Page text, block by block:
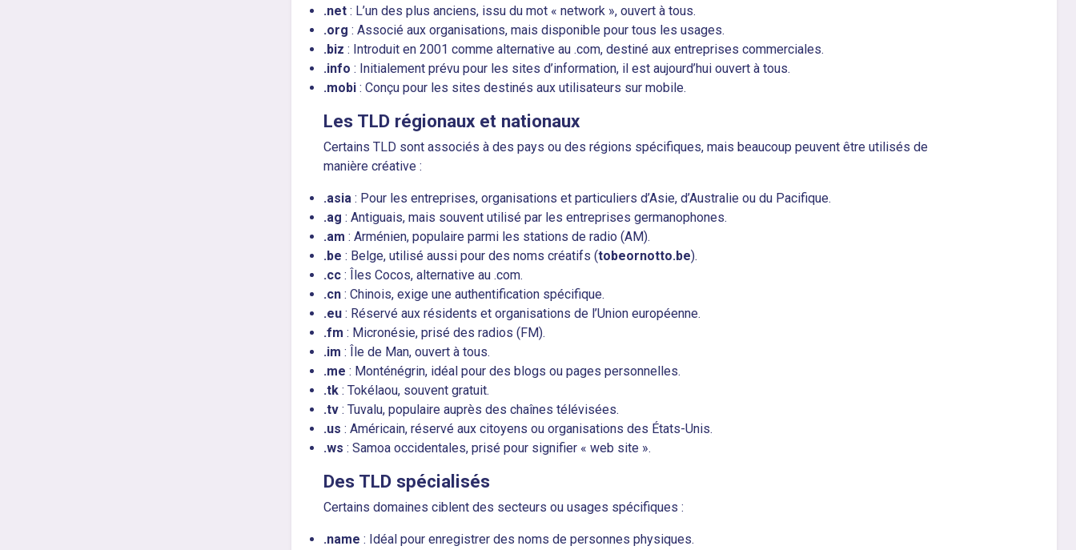
.net : L’un des plus anciens, issu du mot « network », ouvert à tous.
.org : Associé aux organisations, mais disponible pour tous les usages.
.biz : Introduit en 2001 comme alternative au .com, destiné aux entreprises commerciales.
.info : Initialement prévu pour les sites d’information, il est aujourd’hui ouvert à tous.
.mobi : Conçu pour les sites destinés aux utilisateurs sur mobile.
Les TLD régionaux et nationaux
Certains TLD sont associés à des pays ou des régions spécifiques, mais beaucoup peuvent être utilisés de
manière créative :
.asia : Pour les entreprises, organisations et particuliers d’Asie, d’Australie ou du Pacifique.
.ag : Antiguais, mais souvent utilisé par les entreprises germanophones.
.am : Arménien, populaire parmi les stations de radio (AM).
.be : Belge, utilisé aussi pour des noms créatifs (tobeornotto.be).
.cc : Îles Cocos, alternative au .com.
.cn : Chinois, exige une authentification spécifique.
.eu : Réservé aux résidents et organisations de l’Union européenne.
.fm : Micronésie, prisé des radios (FM).
.im : Île de Man, ouvert à tous.
.me : Monténégrin, idéal pour des blogs ou pages personnelles.
.tk : Tokélaou, souvent gratuit.
.tv : Tuvalu, populaire auprès des chaînes télévisées.
.us : Américain, réservé aux citoyens ou organisations des États-Unis.
.ws : Samoa occidentales, prisé pour signifier « web site ».
Des TLD spécialisés
Certains domaines ciblent des secteurs ou usages spécifiques :
.name : Idéal pour enregistrer des noms de personnes physiques.